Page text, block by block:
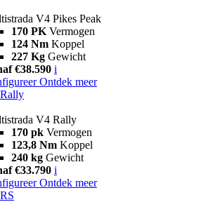
V4 Pikes Peak
170 PK Vermogen
124 Nm Koppel
227 Kg Gewicht
€38.590 i
Ontdek meer
V4 Rally
170 pk Vermogen
123,8 Nm Koppel
240 kg Gewicht
€33.790 i
Ontdek meer